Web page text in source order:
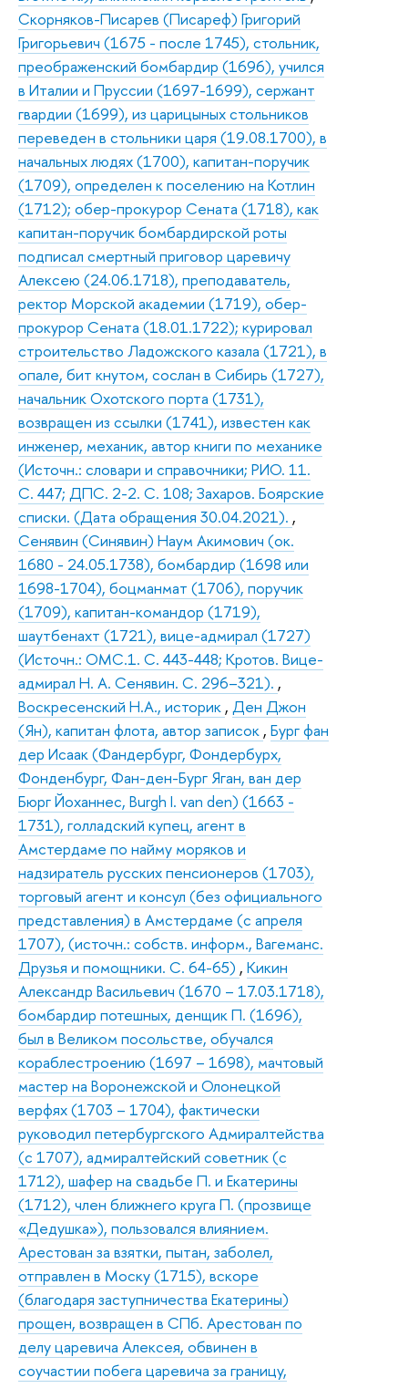
Скорняков-Писарев (Писареф) Григорий
Григорьевич (1675 - после 1745), стольник,
преображенский бомбардир (1696), учился
в Италии и Пруссии (1697-1699), сержант
гвардии (1699), из царицыных стольников
переведен в стольники царя (19.08.1700), в
начальных людях (1700), капитан-поручик
(1709), определен к поселению на Котлин
(1712); обер-прокурор Сената (1718), как
капитан-поручик бомбардирской роты
подписал смертный приговор царевичу
Алексею (24.06.1718), преподаватель,
ректор Морской академии (1719), обер-
прокурор Сената (18.01.1722); курировал
строительство Ладожского казала (1721), в
опале, бит кнутом, сослан в Сибирь (1727),
начальник Охотского порта (1731),
возвращен из ссылки (1741), известен как
инженер, механик, автор книги по механике
(Источн.: словари и справочники; РИО. 11.
С. 447; ДПС. 2-2. С. 108; Захаров. Боярские
списки. (Дата обращения 30.04.2021). ,
Сенявин (Синявин) Наум Акимович (ок.
1680 - 24.05.1738), бомбардир (1698 или
1698-1704), боцманмат (1706), поручик
(1709), капитан-командор (1719),
шаутбенахт (1721), вице-адмирал (1727)
(Источн.: ОМС.1. С. 443-448; Кротов. Вице-
адмирал Н. А. Сенявин. С. 296–321). ,
Воскресенский Н.А., историк , Ден Джон
(Ян), капитан флота, автор записок , Бург фан
дер Исаак (Фандербург, Фондербурх,
Фонденбург, Фан-ден-Бург Яган, ван дер
Бюрг Йоханнес, Burgh I. van den) (1663 -
1731), голладский купец, агент в
Амстердаме по найму моряков и
надзиратель русских пенсионеров (1703),
торговый агент и консул (без официального
представления) в Амстердаме (с апреля
1707), (источн.: собств. информ., Вагеманс.
Друзья и помощники. С. 64-65) , Кикин
Александр Васильевич (1670 – 17.03.1718),
бомбардир потешных, денщик П. (1696),
был в Великом посольстве, обучался
кораблестроению (1697 – 1698), мачтовый
мастер на Воронежской и Олонецкой
верфях (1703 – 1704), фактически
руководил петербургского Адмиралтейства
(с 1707), адмиралтейский советник (с
1712), шафер на свадьбе П. и Екатерины
(1712), член ближнего круга П. (прозвище
«Дедушка»), пользовался влиянием.
Арестован за взятки, пытан, заболел,
отправлен в Моску (1715), вскоре
(благодаря заступничества Екатерины)
прощен, возвращен в СПб. Арестован по
делу царевича Алексея, обвинен в
соучастии побега царевича за границу,